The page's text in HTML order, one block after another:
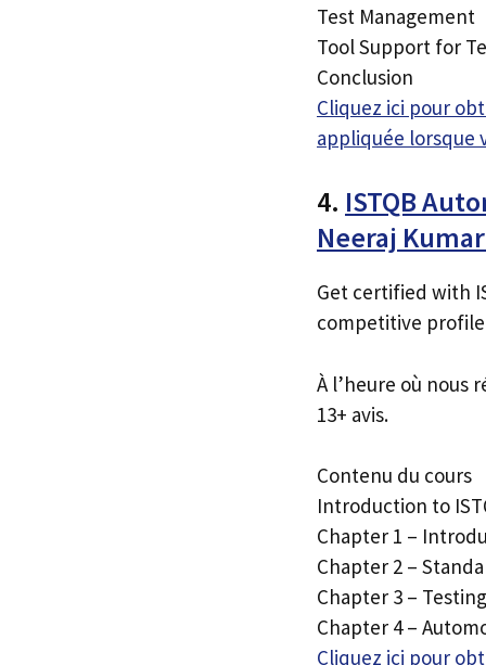
Test Management
Tool Support for
Conclusion
Cliquez ici pour
appliquée lorsque
4. ISTQB
Neeraj
Get certified with
competitive
À l’heure où nous
13+ avis.
Contenu du cours
Introduction to
Chapter 1 –
Chapter 2 –
Chapter 3 –
Chapter 4 –
Cliquez ici pour